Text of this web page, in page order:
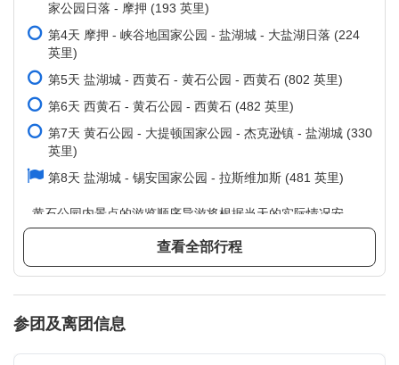
家公园日落 - 摩押 (193 英里)
第4天 摩押 - 峡谷地国家公园 - 盐湖城 - 大盐湖日落 (224
英里)
第5天 盐湖城 - 西黄石 - 黄石公园 - 西黄石 (802 英里)
第6天 西黄石 - 黄石公园 - 西黄石 (482 英里)
第7天 黄石公园 - 大提顿国家公园 - 杰克逊镇 - 盐湖城 (330
英里)
第8天 盐湖城 - 锡安国家公园 - 拉斯维加斯 (481 英里)
黄石公园内景点的游览顺序导游将根据当天的实际情况安
排。请按照导游在参观当天的指示进行最新安排。
黄石南门大提顿公园内部分景点5月中后开放，在此之前的团
期大提顿公园会出现部分景点缺少，游览大提顿，杰克逊小
最后一段是悬崖，不适合恐高的同学。徒步拱门，谢拒5岁下
日落受当天交通路况及天气原因影响，无法保证您一定能看
查看全部行程
参团及离团信息